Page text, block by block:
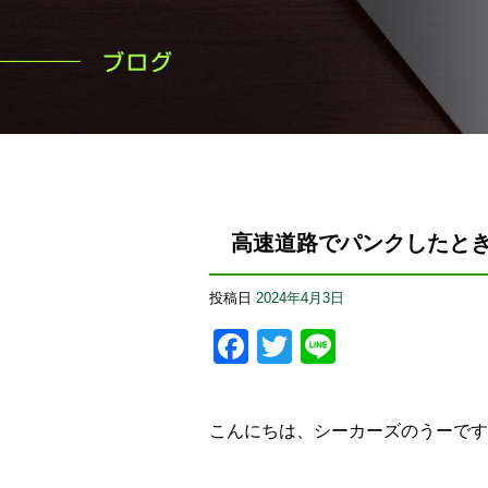
高速道路でパンクしたと
投稿日 2024年4月3日
Facebook
Twitter
こんにちは、シーカーズのうーで